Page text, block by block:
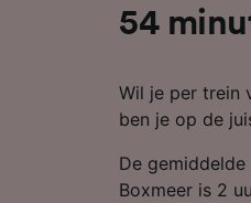
54
Wil je per trein
ben je op de
De
Boxmeer is 2